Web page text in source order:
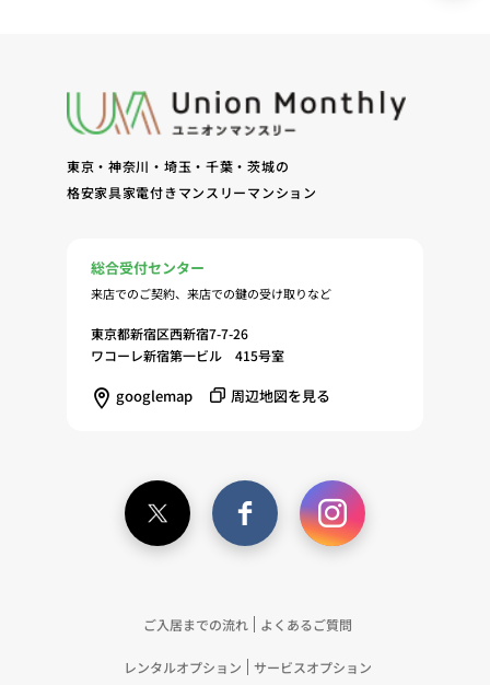
客様およびオーナー様の管理（8）サービスの保
守、管理（9）サービスの改善のためおよびサービ
への同意に基づき、当ウェブサイトの利用履歴に関
する情報等の個人情報について、調査・分析会社、
事業者（以下「提携事業者等」といいます。）が既
に保有する個人情報と当社から取得する個人情報を
突合して、お客様の当ウェブサイトの利用履歴等の
調査・分析、広告の効果測定およびその結果を利用
を配信する等のマーケティング活動を行うため
ている個人情報を突合して「4.利用目的について」
記載の目的で利用するため（12）本ポリシーへの同
意に基づき、提携事業者等が取得した個人関連情報
るため（13）上記(1)～(12)に付随するアフターサ
よびご連絡等の実施
東京・神奈川・埼玉・千葉・茨城の
格安家具家電付きマンスリーマンション
総合受付センター
来店でのご契約、来店での鍵の受け取りなど
東京都新宿区西新宿7-7-26
ワコーレ新宿第一ビル 415号室
googlemap 周辺地図を見る
ご入居までの流れ よくあるご質問
レンタルオプション サービスオプション